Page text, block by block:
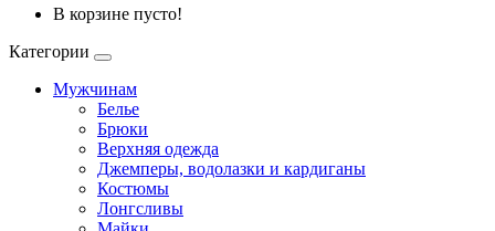
В корзине пусто!
Категории
Мужчинам
Белье
Брюки
Верхняя одежда
Джемперы, водолазки и кардиганы
Костюмы
Лонгсливы